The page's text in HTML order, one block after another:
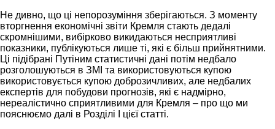
Не дивно, що ці непорозуміння зберігаються. З моменту
вторгнення економічні звіти Кремля стають дедалі
скромнішими, вибірково викидаються несприятливі
показники, публікуються лише ті, які є більш прийнятними.
Ці підібрані Путіним статистичні дані потім недбало
розголошуються в ЗМІ та використовуються купою
використовується купою доброзичливих, але недбалих
експертів для побудови прогнозів, які є надмірно,
нереалістично сприятливими для Кремля – про що ми
пояснюємо далі в Розділі I цієї статті.